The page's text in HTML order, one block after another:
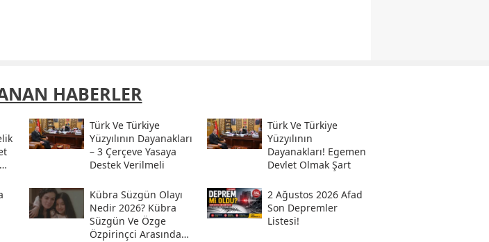
HABERLER
Türk Ve Türkiye
Yüzyılının Dayanakları
– 3 Çerçeve Yasaya
Destek Verilmeli
Türk Ve Türkiye
Yüzyılının
Dayanakları! Egemen
Devlet Olmak Şart
Kübra Süzgün Olayı
Nedir 2026? Kübra
Süzgün Ve Özge
Özpirinçci Arasında
2 Ağustos 2026 Afad
Son Depremler
Listesi!